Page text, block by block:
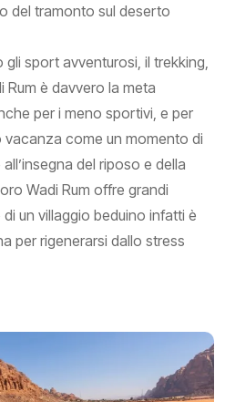
del tramonto sul deserto
sport avventurosi, il trekking,
Rum è davvero la meta
per i meno sportivi, e per
come un momento di
del riposo e della
Wadi Rum offre grandi
un villaggio beduino infatti è
per rigenerarsi dallo stress